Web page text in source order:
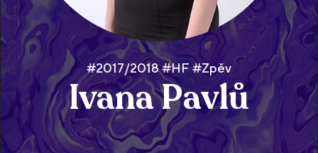
#2017/2018 #HF #Zpěv
Ivana Pavlů